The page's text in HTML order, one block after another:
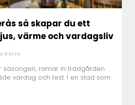
du ett
värme och vardagsliv
säsongen, ramar in trädgården
vardag och fest. I en stad som